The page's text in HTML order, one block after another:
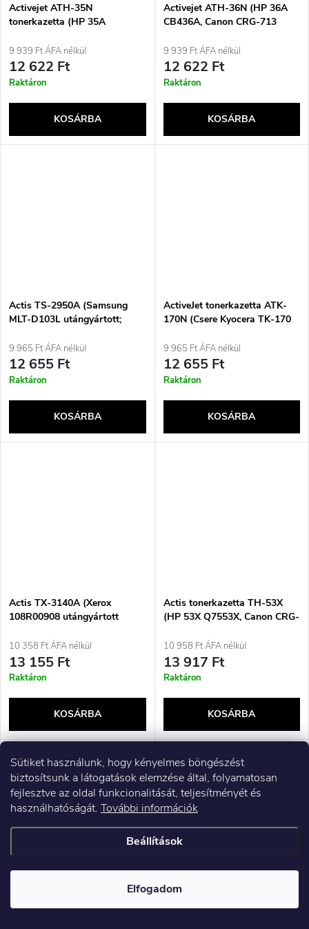
Sütiket használunk, hogy kényelmes böngészést
biztosítsunk a látogatások elemzése által, folyamatosan
fejlesztve az oldal funkcionalitását, teljesítményét és
használhatóságát. További információk
Beállítások
Elfogadom
Activejet ATH-35N
tonerkazetta (HP 35A
Supreme; 1500 oldal; fekete)
9 939 Ft ÁFA nélkül
12 622 Ft
Raktáron
KOSÁRBA
Activejet ATH-36N (HP 36A
CB436A, Canon CRG-713
Supreme; 2000 oldal; fekete)
9 939 Ft ÁFA nélkül
12 622 Ft
Raktáron
KOSÁRBA
Actis TS-2950A (Samsung
MLT-D103L utángyártott;
9 965 Ft ÁFA nélkül
12 655 Ft
Raktáron
KOSÁRBA
ActiveJet tonerkazetta ATK-
170N (Csere Kyocera TK-170
Fekete)
9 965 Ft ÁFA nélkül
12 655 Ft
Raktáron
KOSÁRBA
Actis TX-3140A (Xerox
108R00908 utángyártott
fekete)
10 358 Ft ÁFA nélkül
13 155 Ft
Raktáron
KOSÁRBA
Actis tonerkazetta TH-53X
(HP 53X Q7553X, Canon CRG-
oldal; fekete)
10 958 Ft ÁFA nélkül
13 917 Ft
Raktáron
KOSÁRBA